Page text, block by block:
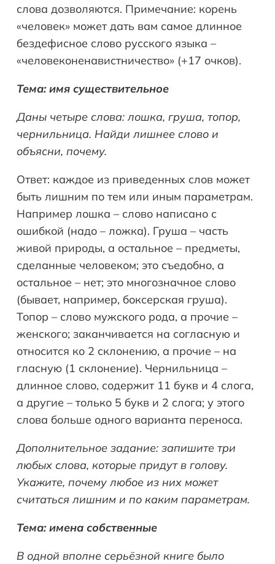
слова дозволяются. Примечание: корень
«человек» может дать вам самое длинное
бездефисное слово русского языка –
«человеконенавистничество» (+17 очков).
Тема: имя существительное
Даны четыре слова: лошка, груша, топор,
чернильница. Найди лишнее слово и
объясни, почему.
Ответ: каждое из приведенных слов может
быть лишним по тем или иным параметрам.
Например лошка – слово написано с
ошибкой (надо – ложка). Груша – часть
живой природы, а остальное – предметы,
сделанные человеком; это съедобно, а
остальное – нет; это многозначное слово
(бывает, например, боксерская груша).
Топор – слово мужского рода, а прочие –
женского; заканчивается на согласную и
относится ко 2 склонению, а прочие – на
гласную (1 склонение). Чернильница –
длинное слово, содержит 11 букв и 4 слога,
а другие – только 5 букв и 2 слога; у этого
слова больше одного варианта переноса.
Дополнительное задание: запишите три
любых слова, которые придут в голову.
Укажите, почему любое из них может
считаться лишним и по каким параметрам.
Тема: имена собственные
В одной вполне серьёзной книге было